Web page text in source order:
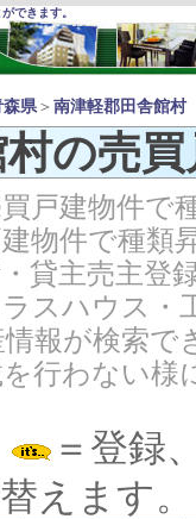
できます。
森県＞ 南津軽郡田舎館村
の売
戸建物件で
物件で種類
貸主売主登
スハウス
報が検索
行わない
＝登録
えます。